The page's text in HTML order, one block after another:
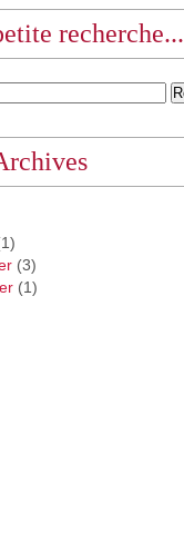
recherche...
(3)
(1)